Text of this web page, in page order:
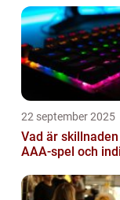
22 september 2025
Vad är
AAA-spel och